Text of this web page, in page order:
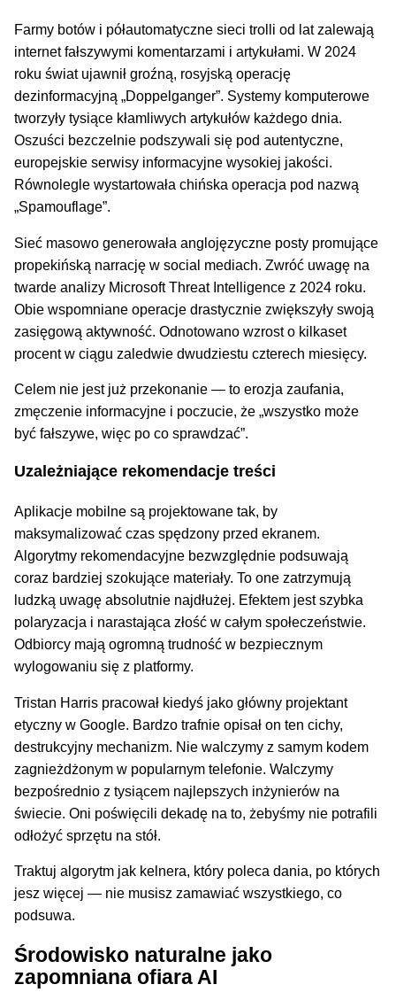
Farmy botów i półautomatyczne sieci trolli od lat zalewają
internet fałszywymi komentarzami i artykułami. W 2024
roku świat ujawnił groźną, rosyjską operację
dezinformacyjną „Doppelganger”. Systemy komputerowe
tworzyły tysiące kłamliwych artykułów każdego dnia.
Oszuści bezczelnie podszywali się pod autentyczne,
europejskie serwisy informacyjne wysokiej jakości.
Równolegle wystartowała chińska operacja pod nazwą
„Spamouflage”.
Sieć masowo generowała anglojęzyczne posty promujące
propekińską narrację w social mediach. Zwróć uwagę na
twarde analizy Microsoft Threat Intelligence z 2024 roku.
Obie wspomniane operacje drastycznie zwiększyły swoją
zasięgową aktywność. Odnotowano wzrost o kilkaset
procent w ciągu zaledwie dwudziestu czterech miesięcy.
Celem nie jest już przekonanie — to erozja zaufania,
zmęczenie informacyjne i poczucie, że „wszystko może
być fałszywe, więc po co sprawdzać”.
Uzależniające rekomendacje treści
Aplikacje mobilne są projektowane tak, by
maksymalizować czas spędzony przed ekranem.
Algorytmy rekomendacyjne bezwzględnie podsuwają
coraz bardziej szokujące materiały. To one zatrzymują
ludzką uwagę absolutnie najdłużej. Efektem jest szybka
polaryzacja i narastająca złość w całym społeczeństwie.
Odbiorcy mają ogromną trudność w bezpiecznym
wylogowaniu się z platformy.
Tristan Harris pracował kiedyś jako główny projektant
etyczny w Google. Bardzo trafnie opisał on ten cichy,
destrukcyjny mechanizm. Nie walczymy z samym kodem
zagnieżdżonym w popularnym telefonie. Walczymy
bezpośrednio z tysiącem najlepszych inżynierów na
świecie. Oni poświęcili dekadę na to, żebyśmy nie potrafili
odłożyć sprzętu na stół.
Traktuj algorytm jak kelnera, który poleca dania, po których
jesz więcej — nie musisz zamawiać wszystkiego, co
podsuwa.
Środowisko naturalne jako
zapomniana ofiara AI